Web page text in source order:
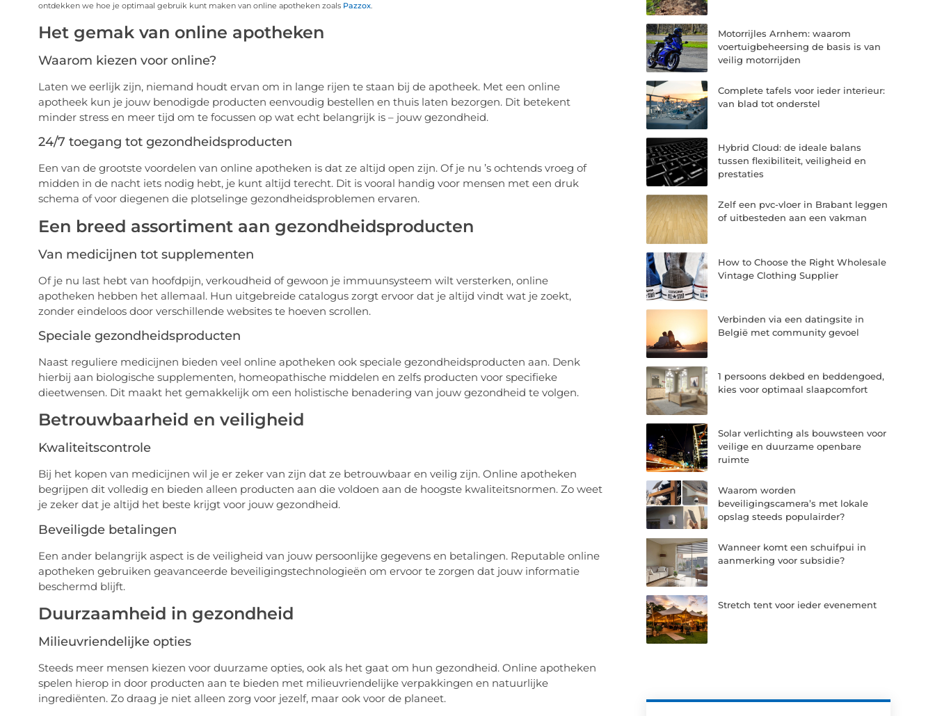
ontdekken we hoe je optimaal gebruik kunt maken van online apotheken zoals Pazzox.
Het gemak van online apotheken
Waarom kiezen voor online?
Laten we eerlijk zijn, niemand houdt ervan om in lange rijen te staan bij de apotheek. Met een online
apotheek kun je jouw benodigde producten eenvoudig bestellen en thuis laten bezorgen. Dit betekent
minder stress en meer tijd om te focussen op wat echt belangrijk is – jouw gezondheid.
24/7 toegang tot gezondheidsproducten
Een van de grootste voordelen van online apotheken is dat ze altijd open zijn. Of je nu ’s ochtends vroeg of
midden in de nacht iets nodig hebt, je kunt altijd terecht. Dit is vooral handig voor mensen met een druk
schema of voor diegenen die plotselinge gezondheidsproblemen ervaren.
Een breed assortiment aan gezondheidsproducten
Van medicijnen tot supplementen
Of je nu last hebt van hoofdpijn, verkoudheid of gewoon je immuunsysteem wilt versterken, online
apotheken hebben het allemaal. Hun uitgebreide catalogus zorgt ervoor dat je altijd vindt wat je zoekt,
zonder eindeloos door verschillende websites te hoeven scrollen.
Speciale gezondheidsproducten
Naast reguliere medicijnen bieden veel online apotheken ook speciale gezondheidsproducten aan. Denk
hierbij aan biologische supplementen, homeopathische middelen en zelfs producten voor specifieke
dieetwensen. Dit maakt het gemakkelijk om een holistische benadering van jouw gezondheid te volgen.
Betrouwbaarheid en veiligheid
Kwaliteitscontrole
Bij het kopen van medicijnen wil je er zeker van zijn dat ze betrouwbaar en veilig zijn. Online apotheken
begrijpen dit volledig en bieden alleen producten aan die voldoen aan de hoogste kwaliteitsnormen. Zo weet
je zeker dat je altijd het beste krijgt voor jouw gezondheid.
Beveiligde betalingen
Een ander belangrijk aspect is de veiligheid van jouw persoonlijke gegevens en betalingen. Reputable online
apotheken gebruiken geavanceerde beveiligingstechnologieën om ervoor te zorgen dat jouw informatie
beschermd blijft.
Duurzaamheid in gezondheid
Milieuvriendelijke opties
Steeds meer mensen kiezen voor duurzame opties, ook als het gaat om hun gezondheid. Online apotheken
spelen hierop in door producten aan te bieden met milieuvriendelijke verpakkingen en natuurlijke
ingrediënten. Zo draag je niet alleen zorg voor jezelf, maar ook voor de planeet.
Motorrijles Arnhem: waarom
voertuigbeheersing de basis is van
veilig motorrijden
Complete tafels voor ieder interieur:
van blad tot onderstel
Hybrid Cloud: de ideale balans
tussen flexibiliteit, veiligheid en
prestaties
Zelf een pvc-vloer in Brabant leggen
of uitbesteden aan een vakman
How to Choose the Right Wholesale
Vintage Clothing Supplier
Verbinden via een datingsite in
België met community gevoel
1 persoons dekbed en beddengoed,
kies voor optimaal slaapcomfort
Solar verlichting als bouwsteen voor
veilige en duurzame openbare
ruimte
Waarom worden
beveiligingscamera’s met lokale
opslag steeds populairder?
Wanneer komt een schuifpui in
aanmerking voor subsidie?
Stretch tent voor ieder evenement